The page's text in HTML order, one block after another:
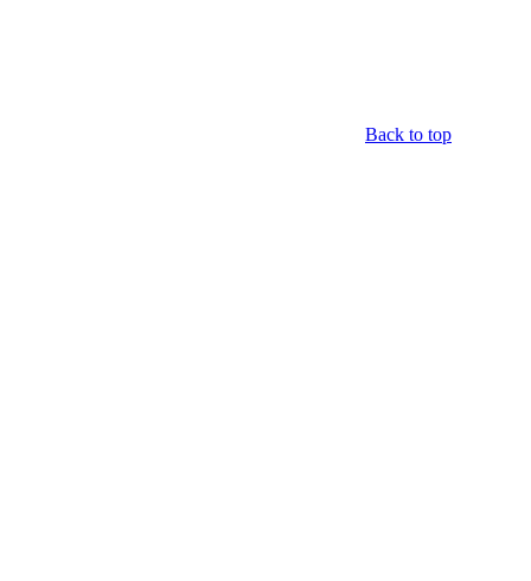
Back to top